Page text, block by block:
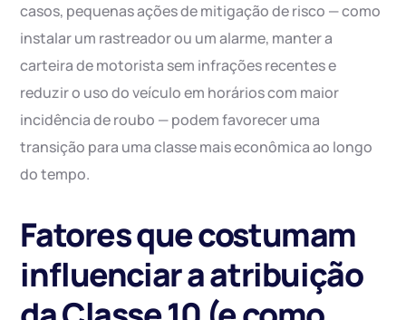
casos, pequenas ações de mitigação de risco — como
instalar um rastreador ou um alarme, manter a
carteira de motorista sem infrações recentes e
reduzir o uso do veículo em horários com maior
incidência de roubo — podem favorecer uma
transição para uma classe mais econômica ao longo
do tempo.
Fatores que costumam
influenciar a atribuição